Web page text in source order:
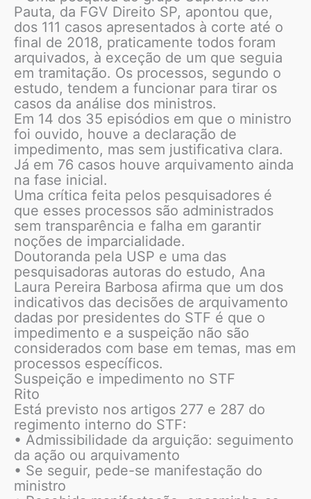
Pauta, da FGV Direito SP, apontou que,
dos 111 casos apresentados à corte até o
final de 2018, praticamente todos foram
arquivados, à exceção de um que seguia
em tramitação. Os processos, segundo o
estudo, tendem a funcionar para tirar os
casos da análise dos ministros.
Em 14 dos 35 episódios em que o ministro
foi ouvido, houve a declaração de
impedimento, mas sem justificativa clara.
Já em 76 casos houve arquivamento ainda
na fase inicial.
Uma crítica feita pelos pesquisadores é
que esses processos são administrados
sem transparência e falha em garantir
noções de imparcialidade.
Doutoranda pela USP e uma das
pesquisadoras autoras do estudo, Ana
Laura Pereira Barbosa afirma que um dos
indicativos das decisões de arquivamento
dadas por presidentes do STF é que o
impedimento e a suspeição não são
considerados com base em temas, mas em
processos específicos.
Suspeição e impedimento no STF
Rito
Está previsto nos artigos 277 e 287 do
regimento interno do STF:
• Admissibilidade da arguição: seguimento
da ação ou arquivamento
• Se seguir, pede-se manifestação do
ministro